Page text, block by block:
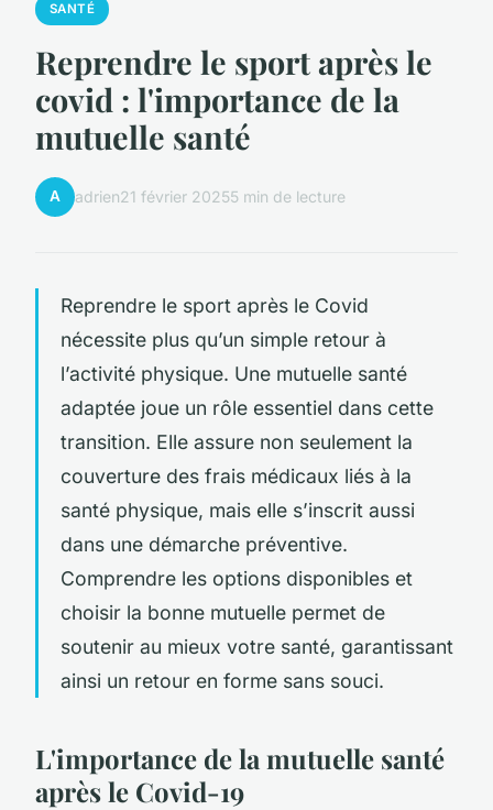
SANTÉ
Reprendre le sport après le
covid : l'importance de la
mutuelle santé
A adrien21 février 20255 min de lecture
Reprendre le sport après le Covid
nécessite plus qu’un simple retour à
l’activité physique. Une mutuelle santé
adaptée joue un rôle essentiel dans cette
transition. Elle assure non seulement la
couverture des frais médicaux liés à la
santé physique, mais elle s’inscrit aussi
dans une démarche préventive.
Comprendre les options disponibles et
choisir la bonne mutuelle permet de
soutenir au mieux votre santé, garantissant
ainsi un retour en forme sans souci.
L'importance de la mutuelle santé
après le Covid-19